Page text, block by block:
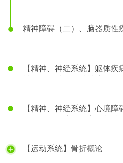
精神障碍（二）、脑器质性
【精神、神经系统】躯体
【精神、神经系统】心境
【运动系统】骨折概论